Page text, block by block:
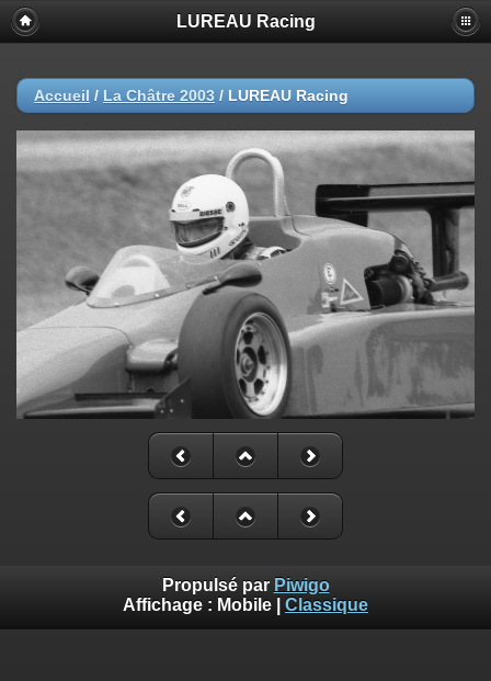
LUREAU Racing
Accueil / La Châtre 2003 / LUREAU Racing
Propulsé par Piwigo
Affichage : Mobile Classique